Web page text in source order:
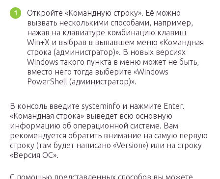
Откройте «Командную строку». Её можно
вызвать несколькими способами, например,
нажав на клавиатуре комбинацию клавиш
Win+X и выбрав в выпавшем меню «Командная
строка (администратор)». В новых версиях
Windows такого пункта в меню может не быть,
вместо него тогда выберите «Windows
PowerShell (администратор)».
В консоль введите systeminfo и нажмите Enter.
«Командная строка» выведет всю основную
информацию об операционной системе. Вам
рекомендуется обратить внимание на самую первую
строку (там будет написано «Version») или на строку
«Версия ОС».
С помощью представленных способов вы можете